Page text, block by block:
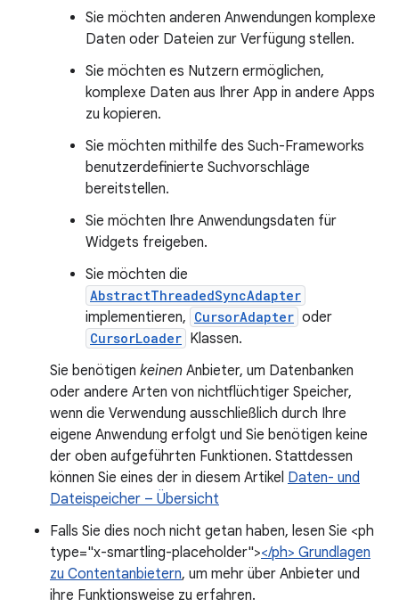
Sie möchten anderen Anwendungen komplexe
Daten oder Dateien zur Verfügung stellen.
Sie möchten es Nutzern ermöglichen,
komplexe Daten aus Ihrer App in andere Apps
zu kopieren.
Sie möchten mithilfe des Such-Frameworks
benutzerdefinierte Suchvorschläge
bereitstellen.
Sie möchten Ihre Anwendungsdaten für
Widgets freigeben.
Sie möchten die
AbstractThreadedSyncAdapter
implementieren, CursorAdapter oder
CursorLoader Klassen.
Sie benötigen keinen Anbieter, um Datenbanken
oder andere Arten von nichtflüchtiger Speicher,
wenn die Verwendung ausschließlich durch Ihre
eigene Anwendung erfolgt und Sie benötigen keine
der oben aufgeführten Funktionen. Stattdessen
können Sie eines der in diesem Artikel Daten- und
Dateispeicher – Übersicht
Falls Sie dies noch nicht getan haben, lesen Sie <ph
type="x-smartling-placeholder"></ph> Grundlagen
zu Contentanbietern, um mehr über Anbieter und
ihre Funktionsweise zu erfahren.